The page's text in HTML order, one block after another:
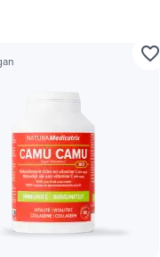
favorite_border